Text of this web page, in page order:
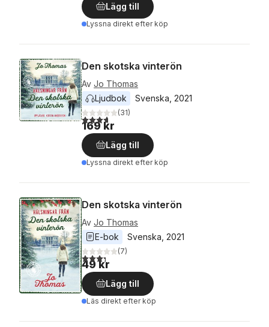
Lägg till
Lyssna direkt efter köp
Den skotska vinterön
Av Jo Thomas
Ljudbok
Svenska 2021
3,7utav 5 stjärnor. Totalt antal röster:
(31)
169 kr
Lägg till
Lyssna direkt efter köp
Den skotska vinterön
Av Jo Thomas
E-bok
Svenska 2021
3,3utav 5 stjärnor. Totalt antal röster:
(7)
49 kr
Lägg till
Läs direkt efter köp